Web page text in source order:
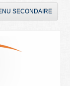
SECONDAIRE